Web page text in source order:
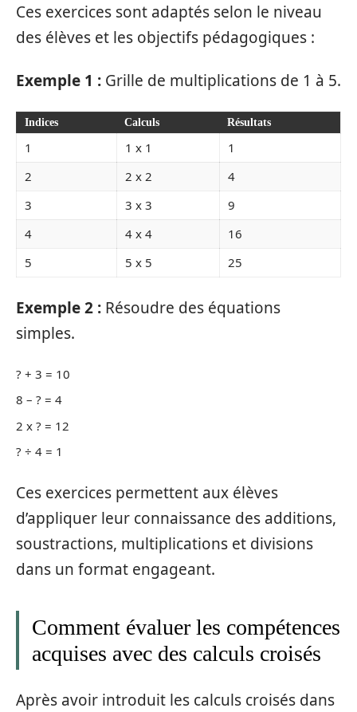
Ces exercices sont adaptés selon le niveau
des élèves et les objectifs pédagogiques :
Exemple 1 : Grille de multiplications de 1 à 5.
Indices Calculs Résultats
1 1 x 1
1
2
2 x 2
4
3
3 x 3
9
4
4 x 4
16
5
5 x 5 25
Exemple 2 : Résoudre des équations
simples.
? + 3 = 10
8 – ? = 4
2 x ? = 12
? ÷ 4 = 1
Ces exercices permettent aux élèves
d’appliquer leur connaissance des additions,
soustractions, multiplications et divisions
dans un format engageant.
Comment évaluer les compétences
acquises avec des calculs croisés
Après avoir introduit les calculs croisés dans